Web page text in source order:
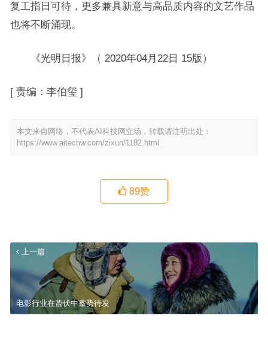
复工指日可待，更多兼具新意与高品质内容的文艺作品
也将不断涌现。
《光明日报》（ 2020年04月22日 15版）
[ 责编：李伯玺 ]
本文来自网络，不代表AI科技网立场，转载请注明出处：
https://www.aitechw.com/zixun/1182.html
89赞
上一篇
电影行业在蛰伏中蓄势待发
广电总局：网剧首次纳入“飞天奖”评选范围